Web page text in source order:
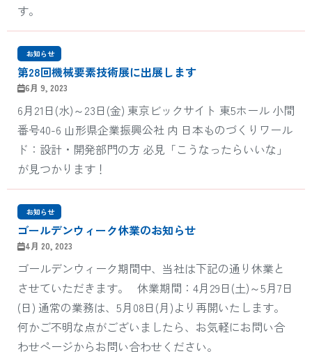
す。
‎ お知らせ
第28回機械要素技術展に出展します
6月 9, 2023
6月21日(水)～23日(金) 東京ビックサイト 東5ホール 小間
番号40-6 山形県企業振興公社 内 日本ものづくりワール
ド：設計・開発部門の方 必見「こうなったらいいな」
が見つかります！
‎ お知らせ
ゴールデンウィーク休業のお知らせ
4月 20, 2023
ゴールデンウィーク期間中、当社は下記の通り休業と
させていただきます。 休業期間：4月29日(土)～5月7日
(日) 通常の業務は、5月08日(月)より再開いたします。
何かご不明な点がございましたら、お気軽にお問い合
わせページからお問い合わせください。